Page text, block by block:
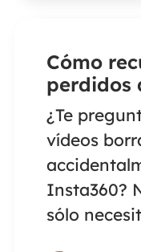
archivos.
Cómo
perdidos
¿Te
vídeos
Insta360?
sólo